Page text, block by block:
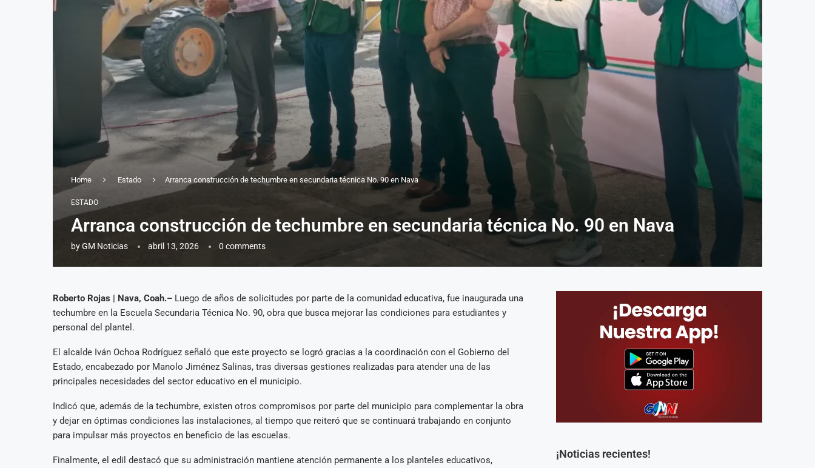
Home Estado Arranca construcción de techumbre en secundaria técnica No. 90 en Nava
ESTADO
Arranca construcción de techumbre en secundaria técnica No. 90 en Nava
byGM Noticias abril 13, 2026 0 comments
Roberto Rojas | Nava, Coah.– Luego de años de solicitudes por parte de la comunidad educativa, fue inaugurada una
techumbre en la Escuela Secundaria Técnica No. 90, obra que busca mejorar las condiciones para estudiantes y
personal del plantel.
El alcalde Iván Ochoa Rodríguez señaló que este proyecto se logró gracias a la coordinación con el Gobierno del
Estado, encabezado por Manolo Jiménez Salinas, tras diversas gestiones realizadas para atender una de las
principales necesidades del sector educativo en el municipio.
Indicó que, además de la techumbre, existen otros compromisos por parte del municipio para complementar la obra
y dejar en óptimas condiciones las instalaciones, al tiempo que reiteró que se continuará trabajando en conjunto
para impulsar más proyectos en beneficio de las escuelas.
Finalmente, el edil destacó que su administración mantiene atención permanente a los planteles educativos,
¡Noticias recientes!